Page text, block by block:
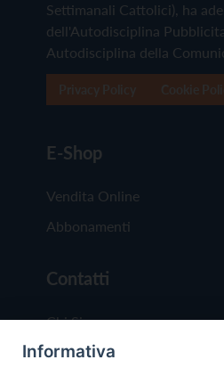
Settimanali Cattolici), ha
dell'Autodisciplina
Autodisciplina della
E-Shop
Vendita Online
Abbonamenti
Contatti
Chi Siamo
Redazione
Informativa